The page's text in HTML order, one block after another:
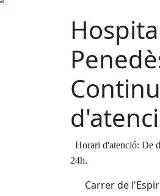
Horari d'atenció: De
24h.
Carrer de